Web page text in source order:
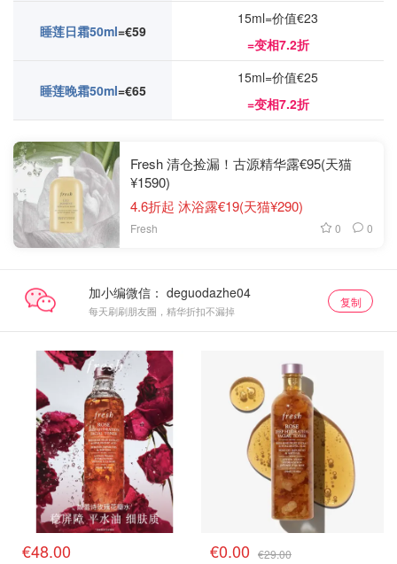
睡莲日霜50ml=€59
15ml=价值€23
=变相7.2折
睡莲晚霜50ml=€65
15ml=价值€25
=变相7.2折
Fresh 清仓捡漏！古源精华露€95(天猫
¥1590)
4.6折起 沐浴露€19(天猫¥290)
Fresh 0 0
加小编微信：
每天刷刷朋友圈，精华折扣不漏掉
复制
€48.00 €0.00 €29.00